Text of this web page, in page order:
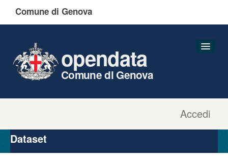
Comune di Genova
Accedi
opendata
Comune di Genova
Organizzazioni
Gruppi
Dataset